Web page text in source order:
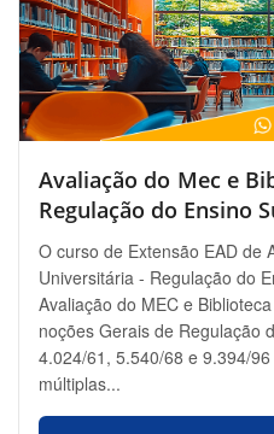
Avaliação do Mec e
Regulação do Ensino
O curso de Extensão EAD de
Universitária - Regulação do
Avaliação do MEC e
noções Gerais de Regulação
4.024/61, 5.540/68 e 9.394/
múltiplas...